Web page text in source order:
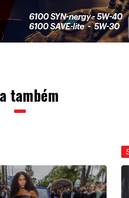
também